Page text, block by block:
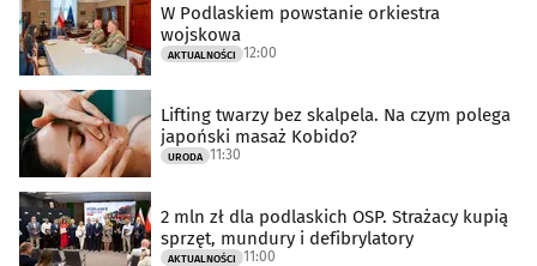
W Podlaskiem powstanie orkiestra
wojskowa
AKTUALNOŚCI 12:00
Lifting twarzy bez skalpela. Na czym polega
japoński masaż Kobido?
URODA 11:30
2 mln zł dla podlaskich OSP. Strażacy kupią
sprzęt, mundury i defibrylatory
AKTUALNOŚCI 11:00